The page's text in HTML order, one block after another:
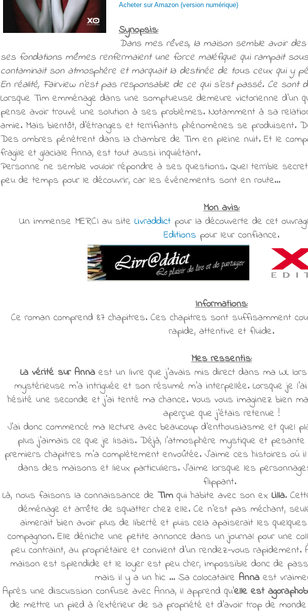
Acheter sur Amazon (version numérique)
Synopsis:
Dans mes rêves, la maison semble avoir
ses fon­da­tions mêmes ren­fer­maient une force malé­fi­que qui ram­pait
conta­mi­nait son atmo­sphère et mar­quait la des­ti­née de tous ceux qui y
En réa­lité, Fairview n’est pas res­pon­sa­ble de ce qui s’est passé. Ce
Lorsque Tim emmé­nage dans une somp­tueuse demeure vic­to­rienne d’un
pense avoir trouvé une solu­tion à ses pro­blè­mes. Notamment à sa
amie. Mais bien­tôt, d’étranges et ter­ri­fiants phé­no­mè­nes se pro­dui­sent.
Des ombres pénè­trent dans la cham­bre de Tim en pleine nuit. Et le
fra­gile et gla­ciale Anna, est tout aussi inquié­tant.
Personne ne semble vou­loir répon­dre à ses ques­tions. Quel ter­ri­ble secret
peu de temps pour le décou­vrir, car les événements sont en route…
Mon avis:
Un immense MERCI au site Livraddict pour la découverte de cet
Editions pour leur confiance.
Informations:
Ce roman comprend 87 chapitres. Ces chapitres sont suffisamment
rapide, attentive et fluide.
Mes ressentis:
La vérité sur Anna est un livre que j'avais mis direct dans ma WL
mystérieuse m'a intriguée et son résumé m'a interpellée. Lorsque je
hésité une seconde et j'ai tenté ma chance. Vous vous imaginez bien
aperçue que j'étais retenue !
J'ai donc commencé ma lecture avec beaucoup d'enthousiasme et quel
plus j'aimais ce que je lisais. Déjà, l'atmosphère mystique et
premiers chapitres m'a complètement envoûtée. J'aime ces histoires
dans des maisons et lieux particuliers. J'aime lorsque les
flippant.
Là, nous faisons la connaissance de Tim qui habite avec son ex Lilla.
déménage et arrête de squatter chez elle. Ce n'est pas méchant,
aimerait bien avoir plus de liberté et puis cela apaiserait les
compagnon. Elle déniche une petite annonce dans un journal pour une
peu contraint, au propriétaire et convient d'un rendez-vous
maison est splendide et le loyer est peu cher, impossible donc de
mais il y a un hic ... Sa colocataire Anna est
Après une discussion confuse avec Anna, il apprend qu'elle est
de mettre un pied à l'extérieur de sa propriété et d'avoir trop de